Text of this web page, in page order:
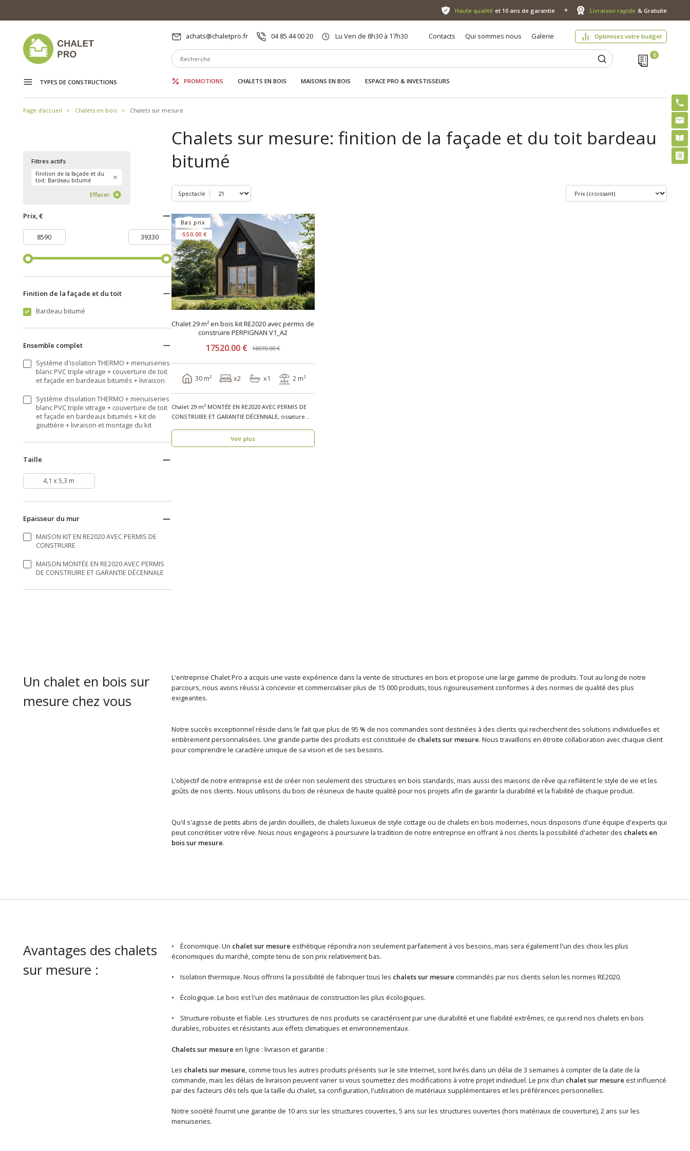
Haute qualité et 10 ans de garantie Livraison rapide & Gratuite
achats@chaletpro.fr 04 85 44 00 20 Lu Ven de 8h30 à 17h30 Contacts Qui sommes nous Galerie Optimisez votre budget
TYPES DE CONSTRUCTIONS PROMOTIONS CHALETS EN BOIS MAISONS EN BOIS ESPACE PRO & INVESTISSEURS
Page d'accueil Chalets en bois Chalets sur mesure
Filtres actifs
Finition de la façade et du
toit: Bardeau bitumé
Effacer
Prix, €
Finition de la façade et du toit
Bardeau bitumé
Ensemble complet
Système d'isolation THERMO + menuiseries
blanc PVC triple vitrage + couverture de toit
et façade en bardeaux bitumés + livraison
Système d’isolation THERMO + menuiseries
blanc PVC triple vitrage + couverture de toit
et façade en bardeaux bitumés + kit de
gouttière + livraison et montage du kit
Taille
4,1 x 5,3 m
Epaisseur du mur
MAISON KIT EN RE2020 AVEC PERMIS DE
CONSTRUIRE
MAISON MONTÉE EN RE2020 AVEC PERMIS
DE CONSTRUIRE ET GARANTIE DÉCENNALE
Chalets sur mesure: finition de la façade et du toit bardeau
bitumé
Spectacle
Bas prix
-550.00 €
Chalet 29 m² en bois kit RE2020 avec permis de
construire PERPIGNAN V1_A2
17520.00 € 18070.00 €
30 m² x2 x1 2 m²
Chalet 29 m² MONTÉE EN RE2020 AVEC PERMIS DE
CONSTRUIRE ET GARANTIE DÉCENNALE, ossature
Voir plus
Un chalet en bois sur
mesure chez vous
L'entreprise Chalet Pro a acquis une vaste expérience dans la vente de structures en bois et propose une large gamme de produits. Tout au long de notre
parcours, nous avons réussi à concevoir et commercialiser plus de 15 000 produits, tous rigoureusement conformes à des normes de qualité des plus
exigeantes.
Notre succès exceptionnel réside dans le fait que plus de 95 % de nos commandes sont destinées à des clients qui recherchent des solutions individuelles et
entièrement personnalisées. Une grande partie des produits est constituée de chalets sur mesure. Nous travaillons en étroite collaboration avec chaque client
pour comprendre le caractère unique de sa vision et de ses besoins.
L'objectif de notre entreprise est de créer non seulement des structures en bois standards, mais aussi des maisons de rêve qui reflètent le style de vie et les
goûts de nos clients. Nous utilisons du bois de résineux de haute qualité pour nos projets afin de garantir la durabilité et la fiabilité de chaque produit.
Qu'il s'agisse de petits abris de jardin douillets, de chalets luxueux de style cottage ou de chalets en bois modernes, nous disposons d'une équipe d'experts qui
peut concrétiser votre rêve. Nous nous engageons à poursuivre la tradition de notre entreprise en offrant à nos clients la possibilité d'acheter des chalets en
bois sur mesure.
Avantages des chalets
sur mesure :
• Économique. Un chalet sur mesure esthétique répondra non seulement parfaitement à vos besoins, mais sera également l'un des choix les plus
économiques du marché, compte tenu de son prix relativement bas.
• Isolation thermique. Nous offrons la possibilité de fabriquer tous les chalets sur mesure commandés par nos clients selon les normes RE2020.
• Écologique. Le bois est l'un des matériaux de construction les plus écologiques.
• Structure robuste et fiable. Les structures de nos produits se caractérisent par une durabilité et une fiabilité extrêmes, ce qui rend nos chalets en bois
durables, robustes et résistants aux effets climatiques et environnementaux.
Chalets sur mesure en ligne : livraison et garantie :
Les chalets sur mesure, comme tous les autres produits présents sur le site Internet, sont livrés dans un délai de 3 semaines à compter de la date de la
commande, mais les délais de livraison peuvent varier si vous soumettez des modifications à votre projet individuel. Le prix d’un chalet sur mesure est influencé
par des facteurs clés tels que la taille du chalet, sa configuration, l'utilisation de matériaux supplémentaires et les préférences personnelles.
Notre société fournit une garantie de 10 ans sur les structures couvertes, 5 ans sur les structures ouvertes (hors matériaux de couverture), 2 ans sur les
menuiseries.